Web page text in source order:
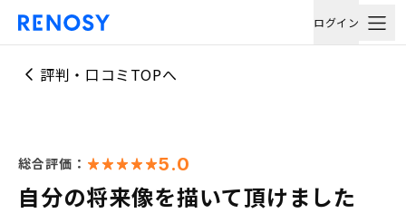
ログイン
評判・口コミTOPへ
総合評価： 5.0
自分の将来像を描いて頂けました